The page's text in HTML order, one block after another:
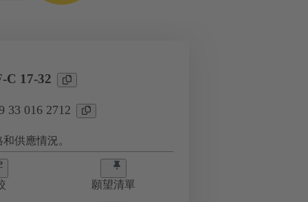
C 17-32
33 016 2712
供應情況。
願望清單